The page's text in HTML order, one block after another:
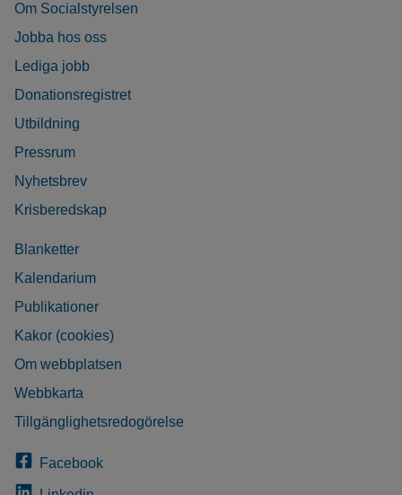
Om Socialstyrelsen
Jobba hos oss
Lediga jobb
Donationsregistret
Utbildning
Pressrum
Nyhetsbrev
Krisberedskap
Blanketter
Kalendarium
Publikationer
Kakor (cookies)
Om webbplatsen
Webbkarta
Tillgänglighetsredogörelse
Facebook